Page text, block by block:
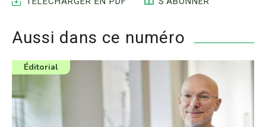
Aussi dans ce numéro
Catégorie
de
:
Éditorial